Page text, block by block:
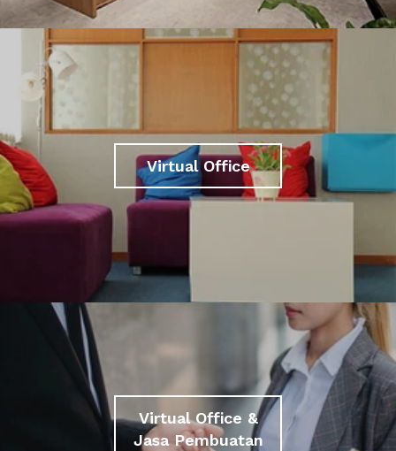
Virtual Office
Virtual Office &
Jasa Pembuatan